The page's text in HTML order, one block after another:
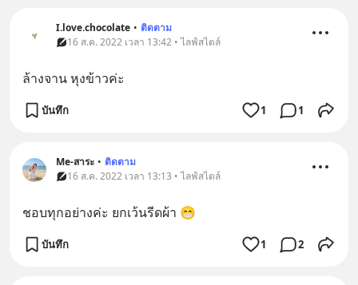
I.love.chocolate • ติดตาม
16 ส.ค. 2022 เวลา 13:42 • ไลฟ์สไตล์
ล้างจาน หุงข้าวค่ะ
บันทึก 1 1
Me-สาระ • ติดตาม
16 ส.ค. 2022 เวลา 13:13 • ไลฟ์สไตล์
ชอบทุกอย่างค่ะ ยกเว้นรีดผ้า 😁
บันทึก 1 2